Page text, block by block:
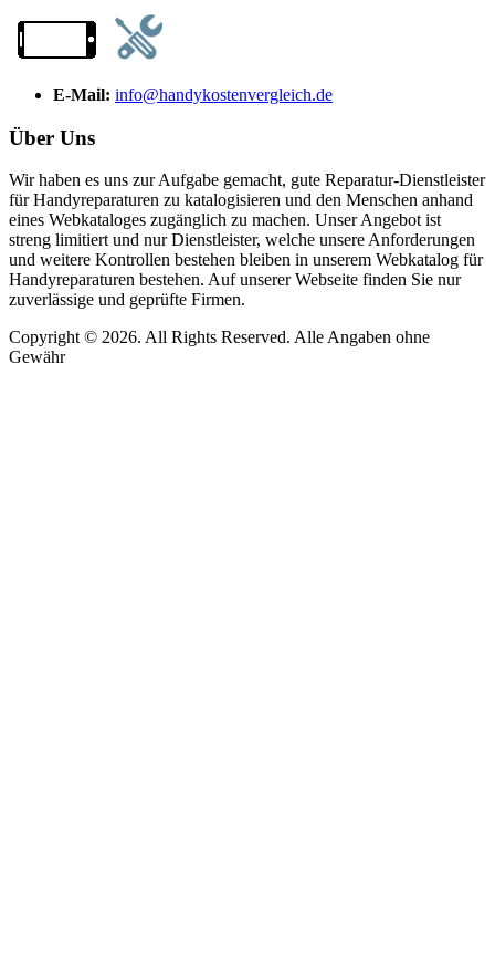
E-Mail: info@handykostenvergleich.de
Über Uns
Wir haben es uns zur Aufgabe gemacht, gute Reparatur-Dienstleister
für Handyreparaturen zu katalogisieren und den Menschen anhand
eines Webkataloges zugänglich zu machen. Unser Angebot ist
streng limitiert und nur Dienstleister, welche unsere Anforderungen
und weitere Kontrollen bestehen bleiben in unserem Webkatalog für
Handyreparaturen bestehen. Auf unserer Webseite finden Sie nur
zuverlässige und geprüfte Firmen.
Copyright © 2026. All Rights Reserved. Alle Angaben ohne
Gewähr